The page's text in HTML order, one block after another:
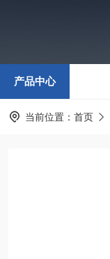
产品中心
当前位置： 首页